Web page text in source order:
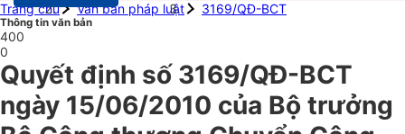
Trang chủ
Văn bản pháp luật 3169/QĐ-BCT
Thông tin văn bản
400
0
Quyết định số 3169/QĐ-BCT
ngày 15/06/2010 của Bộ trưởng